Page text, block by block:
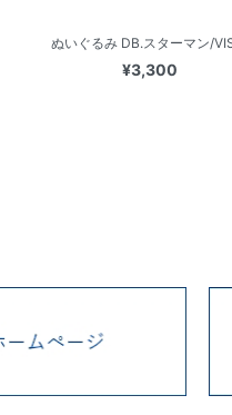
ぬいぐるみ DB.スターマン/
¥3,300